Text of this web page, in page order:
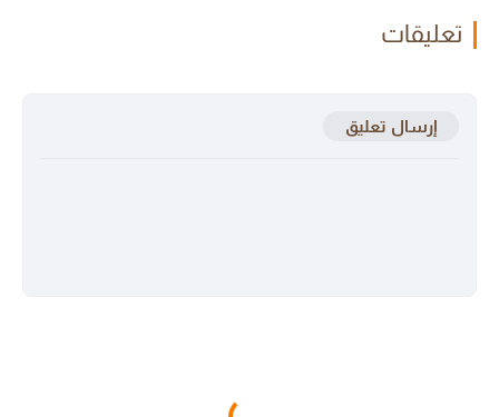
تعليقات
إرسال تعليق